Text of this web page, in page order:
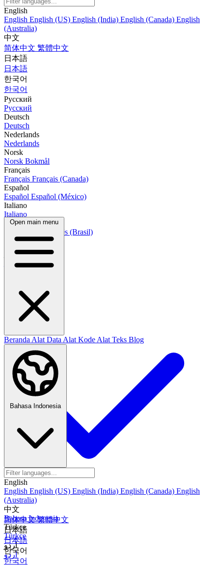
English
English English (US) English (India) English (Canada) English
(Australia)
中文
简体中文 繁體中文
日本語
日本語
한국어
한국어
Русский
Русский
Deutsch
Deutsch
Nederlands
Nederlands
Norsk
Norsk Bokmål
Français
Français Français (Canada)
Español
Español Español (México)
Italiano
Italiano
Português
Português (Brasil)
العربية
العربية
हिन्दी
Bahasa
Bahasa Indonesia
Türkçe
Türkçe
اردو
اردو
Open main menu
Beranda Alat Data Alat Kode Alat Teks Blog
Bahasa Indonesia
English
English English (US) English (India) English (Canada) English
(Australia)
中文
简体中文繁體中文
日本語
日本語
한국어
한국어